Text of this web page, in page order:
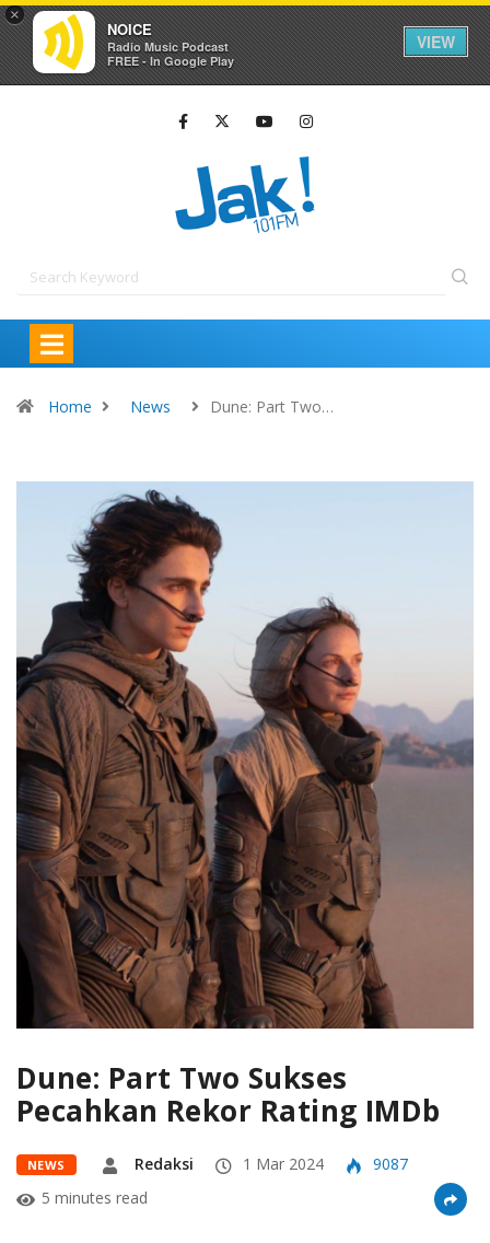
×
NOICE
Radio Music Podcast
FREE - In Google Play
VIEW
Home News Dune: Part Two…
Dune: Part Two Sukses
Pecahkan Rekor Rating IMDb
NEWS Redaksi 1 Mar 2024
9087
5 minutes read